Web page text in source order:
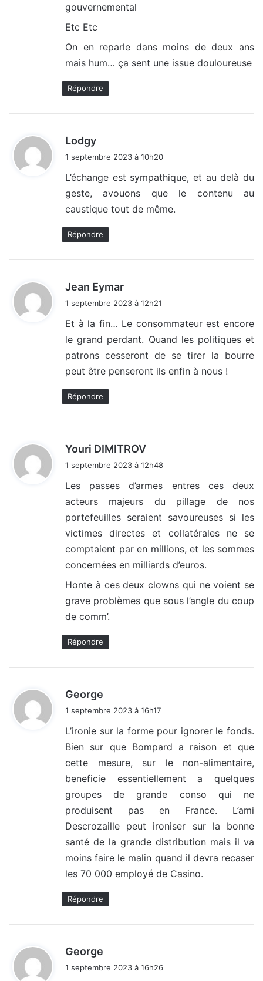
gouvernemental
Etc Etc
On en reparle dans moins de deux ans
mais hum… ça sent une issue douloureuse
Répondre
Lodgy
1 septembre 2023 à 10h20
L’échange est sympathique, et au delà du
geste, avouons que le contenu au
caustique tout de même.
Répondre
Jean Eymar
:
1 septembre 2023 à 12h21
Et à la fin… Le consommateur est encore
le grand perdant. Quand les politiques et
patrons cesseront de se tirer la bourre
peut être penseront ils enfin à nous !
Répondre
Youri DIMITROV
1 septembre 2023 à 12h48
Les passes d’armes entres ces deux
acteurs majeurs du pillage de nos
portefeuilles seraient savoureuses si les
victimes directes et collatérales ne se
comptaient par en millions, et les sommes
concernées en milliards d’euros.
Honte à ces deux clowns qui ne voient se
grave problèmes que sous l’angle du coup
de comm’.
Répondre
George
1 septembre 2023 à 16h17
L’ironie sur la forme pour ignorer le fonds.
Bien sur que Bompard a raison et que
cette mesure, sur le non-alimentaire,
beneficie essentiellement a quelques
groupes de grande conso qui ne
produisent pas en France. L’ami
Descrozaille peut ironiser sur la bonne
santé de la grande distribution mais il va
moins faire le malin quand il devra recaser
les 70 000 employé de Casino.
Répondre
George
1 septembre 2023 à 16h26